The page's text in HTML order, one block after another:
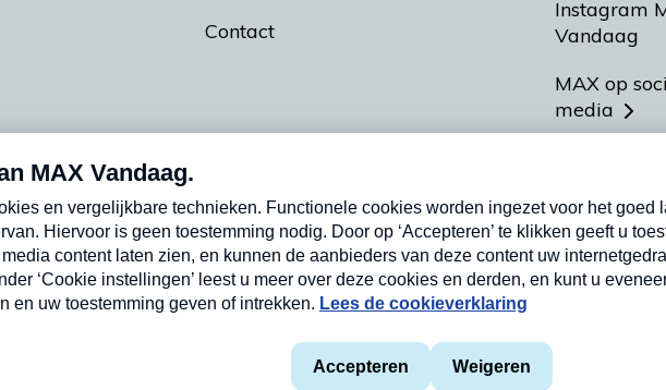
Contact
Instagram
Vandaag
MAX op
media
Meldpunt
Heel
Privacyverklaring Cookieverklaring